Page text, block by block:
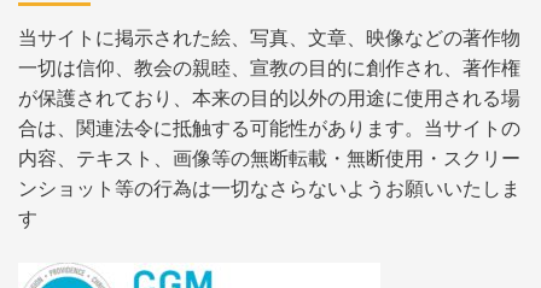
当サイトに掲示された絵、写真、文章、映像などの著作物
一切は信仰、教会の親睦、宣教の目的に創作され、著作権
が保護されており、本来の目的以外の用途に使用される場
合は、関連法令に抵触する可能性があります。当サイトの
内容、テキスト、画像等の無断転載・無断使用・スクリー
ンショット等の行為は一切なさらないようお願いいたしま
す